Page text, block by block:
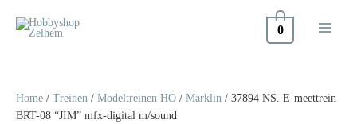
naar
0
Home / Treinen / Modeltreinen HO / Marklin / 37894 NS. E-meettrein
BRT-08 “JIM” mfx-digital m/sound